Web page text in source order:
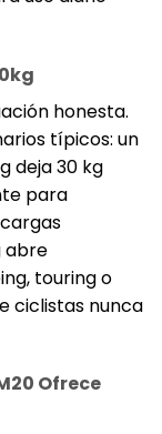
honesta.
típicos: un
deja 30 kg
para
abre
touring o
ciclistas nunca
Ofrece